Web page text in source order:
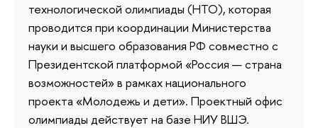
технологической олимпиады (НТО), которая
проводится при координации Министерства
науки и высшего образования РФ совместно с
Президентской платформой «Россия — страна
возможностей» в рамках национального
проекта «Молодежь и дети». Проектный офис
олимпиады действует на базе НИУ ВШЭ.